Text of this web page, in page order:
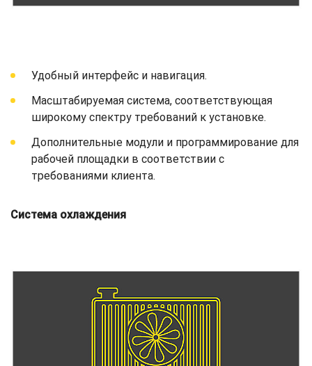
Удобный интерфейс и навигация.
Масштабируемая система, соответствующая
широкому спектру требований к установке.
Дополнительные модули и программирование для
рабочей площадки в соответствии с
требованиями клиента.
Система охлаждения